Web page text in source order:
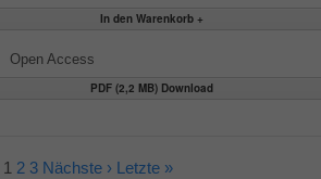
Open Access
PDF (2,2 MB) Download
1 2 3 Nächste › Letzte »